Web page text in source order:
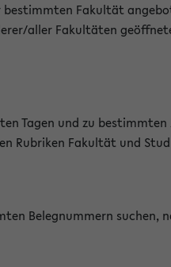
Fakultät
aller Fakultäten
Tagen und zu
Rubriken Fakultät und
Belegnummern suchen,